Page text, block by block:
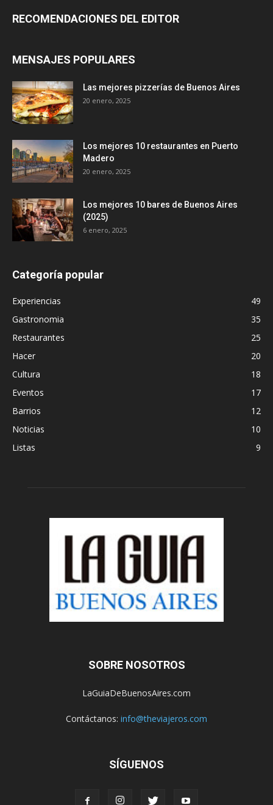
RECOMENDACIONES DEL EDITOR
MENSAJES POPULARES
Las mejores pizzerías de Buenos Aires
20 enero, 2025
Los mejores 10 restaurantes en Puerto
Madero
20 enero, 2025
Los mejores 10 bares de Buenos Aires
(2025)
6 enero, 2025
Categoría popular
Experiencias
49
Gastronomia
35
Restaurantes
25
Hacer
20
Cultura
18
Eventos
17
Barrios
12
Noticias
10
Listas
9
SOBRE NOSOTROS
LaGuiaDeBuenosAires.com
Contáctanos: info@theviajeros.com
SÍGUENOS